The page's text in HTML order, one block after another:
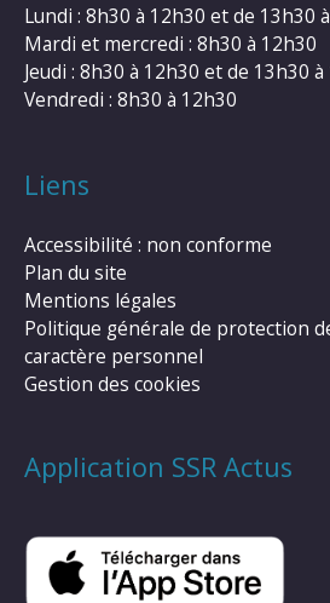
Lundi : 8h30 à 12h30 et de 13h30
Mardi et mercredi : 8h30 à 12h30
Jeudi : 8h30 à 12h30 et de 13h30
Vendredi : 8h30 à 12h30
Liens
Accessibilité : non conforme
Plan du site
Mentions légales
Politique générale de protection
caractère personnel
Gestion des cookies
Application SSR Actus